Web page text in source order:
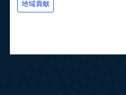
地域貢献